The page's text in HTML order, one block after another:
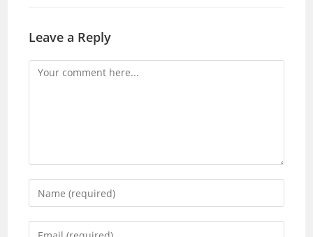
Leave a Reply
Comment
Enter
your
name
Enter